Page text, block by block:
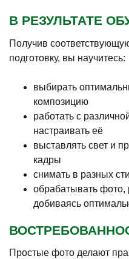
В РЕЗУЛЬТАТЕ
Получив
подготовку, вы научитесь:
выбирать
композицию
работать с
настраивать её
выставлять свет и
кадры
снимать в разных
обрабатывать
добиваясь
Простые фото делают